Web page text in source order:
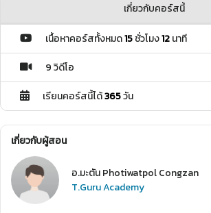
เกี่ยวกับคอร์สนี้
เนื้อหาคอร์สทั้งหมด15ชั่วโมง12นาที
9 วิดีโอ
เรียนคอร์สนี้ได้365วัน
เกี่ยวกับผู้สอน
อ.มะตัน Photiwatpol Congzan
T.Guru Academy